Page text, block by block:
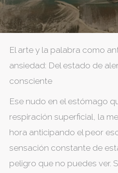
El arte y la palabra como
ansiedad: Del estado de
consciente
Ese nudo en el estómago
respiración superficial, la
hora anticipando el peor
sensación constante de
peligro que no puedes ver.